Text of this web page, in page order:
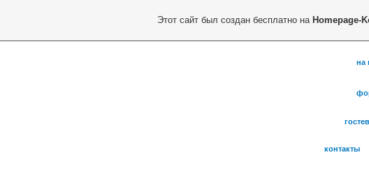
на
контакты
Этот сайт был создан бесплатно на Homepage-